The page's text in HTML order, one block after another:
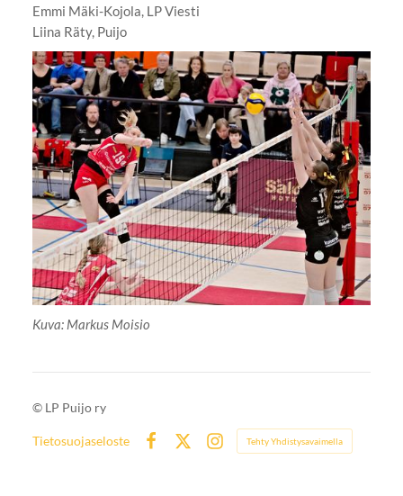
Emmi Mäki-Kojola, LP Viesti
Liina Räty, Puijo
Kuva: Markus Moisio
© LP Puijo ry
Tietosuojaseloste
Instagram
Tehty Yhdistysavaimella